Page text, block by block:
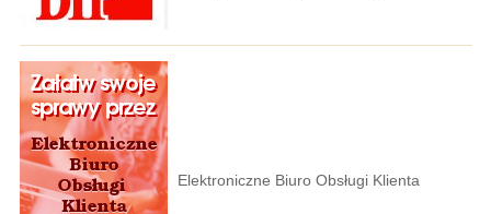
Elektroniczne Biuro Obsługi Klienta